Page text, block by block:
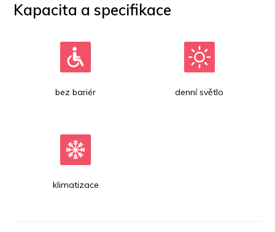
Kapacita a specifikace
bez bariér denní světlo
klimatizace